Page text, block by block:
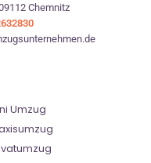
Chemnitz
Umzug